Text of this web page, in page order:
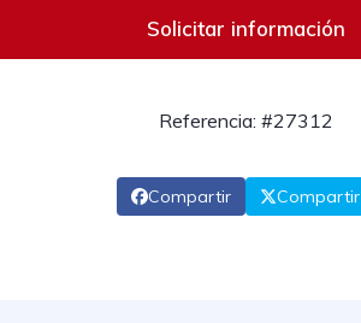
Solicitar información
Referencia: #27312
Compartir Compartir